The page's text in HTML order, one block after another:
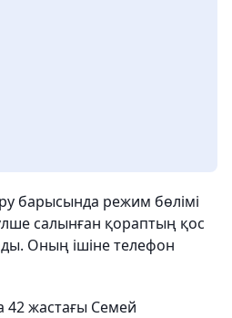
барысында режим бөлімі
салынған қораптың қос
Оның ішіне телефон
42 жастағы Семей